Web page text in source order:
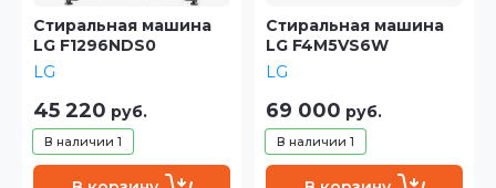
Стиральная машина
LG F1296NDS0
LG
В наличии 1
45 220 руб.
Стиральная машина
LG F4M5VS6W
LG
В наличии 1
69 000 руб.